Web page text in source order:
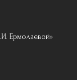
Ермолаевой»